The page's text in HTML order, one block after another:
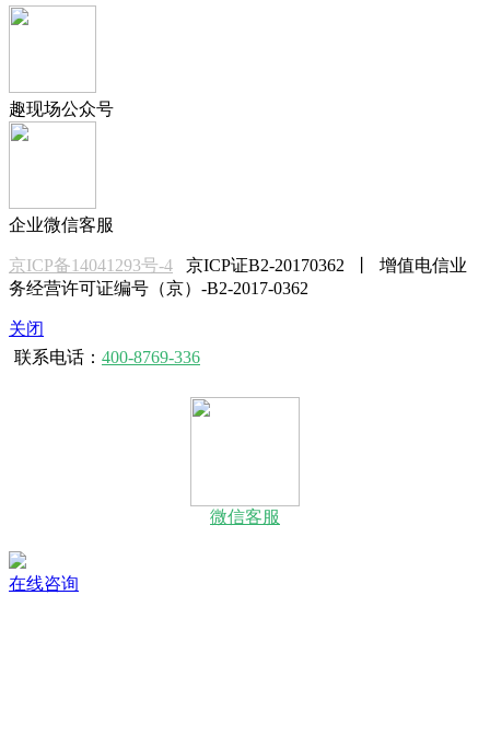
趣现场公众号
企业微信客服
京ICP备14041293号-4 京ICP证B2-20170362 丨 增值电信业
务经营许可证编号（京）-B2-2017-0362
关闭
联系电话： 400-8769-336
微信客服
在线咨询